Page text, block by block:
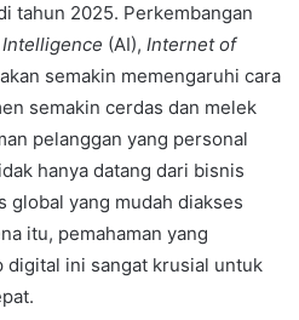
tahun 2025. Perkembangan
(AI), Internet of
akan semakin memengaruhi cara
semakin cerdas dan melek
pelanggan yang personal
hanya datang dari bisnis
global yang mudah diakses
itu, pemahaman yang
digital ini sangat krusial untuk